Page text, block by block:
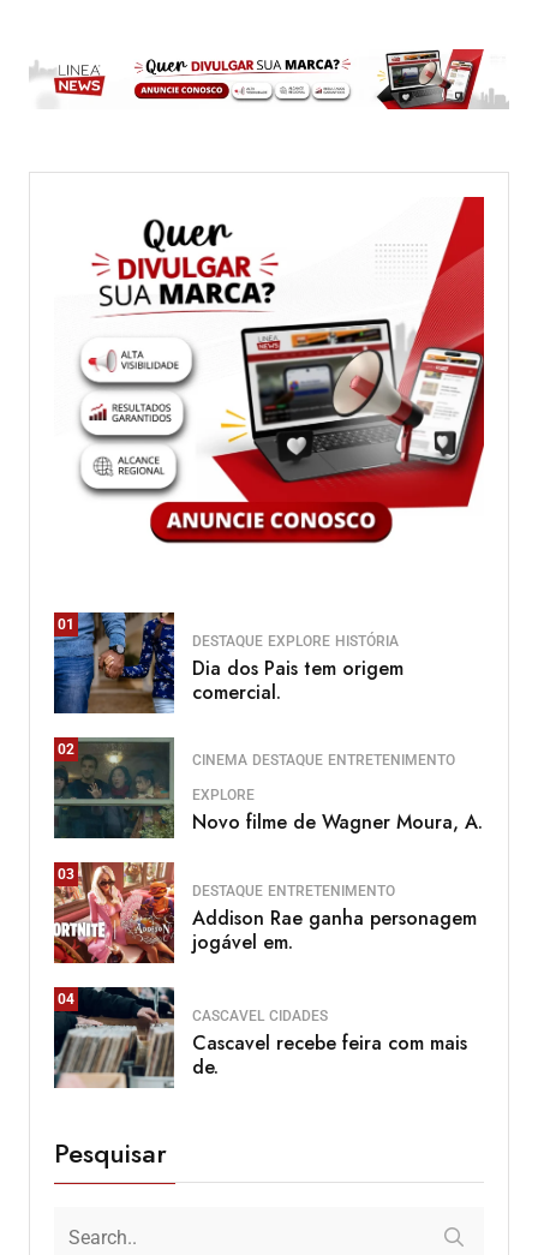
01
DESTAQUE EXPLORE HISTÓRIA
Dia dos Pais tem origem
comercial.
02
CINEMA DESTAQUE ENTRETENIMENTO
EXPLORE
Novo filme de Wagner Moura, A.
03
DESTAQUE ENTRETENIMENTO
Addison Rae ganha personagem
jogável em.
04
CASCAVEL CIDADES
Cascavel recebe feira com mais
de.
Pesquisar